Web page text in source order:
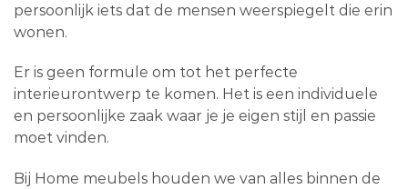
persoonlijk iets dat de mensen weerspiegelt die erin
wonen.
Er is geen formule om tot het perfecte
interieurontwerp te komen. Het is een individuele
en persoonlijke zaak waar je je eigen stijl en passie
moet vinden.
Bij Home meubels houden we van alles binnen de